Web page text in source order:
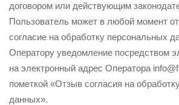
договором или действующим
Пользователь может в любой момент
согласие на обработку персональных
Оператору уведомление посредством
на электронный адрес Оператора
пометкой «Отзыв согласия на
данных».